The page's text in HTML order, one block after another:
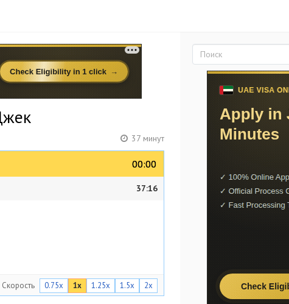
37 минут
00:00
00:00
37:16
Скорость 0.75x 1x 1.25x 1.5x 2x